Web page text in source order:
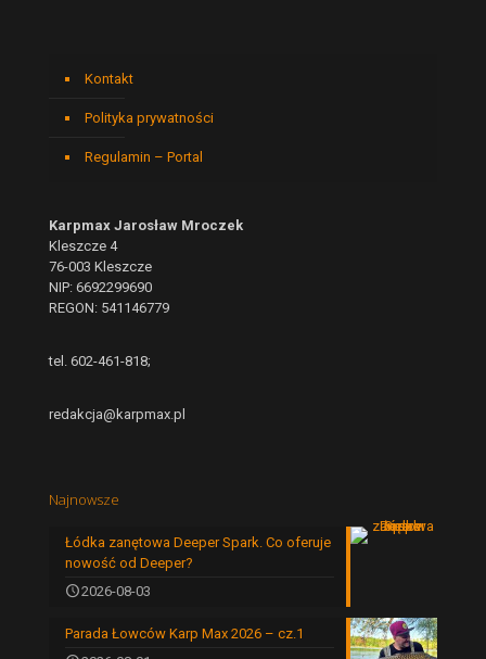
Kontakt
Polityka prywatności
Regulamin – Portal
Karpmax Jarosław Mroczek
Kleszcze 4
76-003 Kleszcze
NIP: 6692299690
REGON: 541146779
tel. 602-461-818;
redakcja@karpmax.pl
Najnowsze
Łódka zanętowa Deeper Spark. Co oferuje
nowość od Deeper?
2026-08-03
Parada Łowców Karp Max 2026 – cz.1